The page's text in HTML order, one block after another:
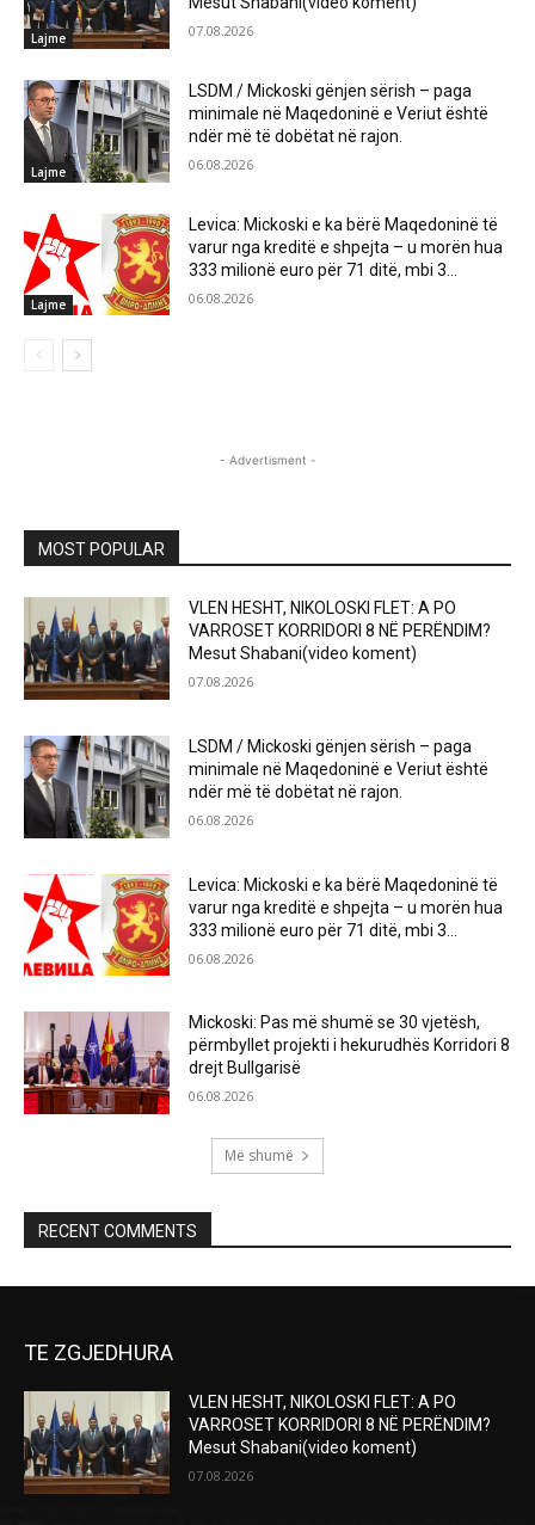
Lajme 07.08.2026
Lajme
LSDM / Mickoski gënjen sërish – paga
minimale në Maqedoninë e Veriut është
ndër më të dobëtat në rajon.
06.08.2026
Lajme
Levica: Mickoski e ka bërë Maqedoninë të
varur nga kreditë e shpejta – u morën hua
333 milionë euro për 71 ditë, mbi 3...
06.08.2026
- Advertisment -
MOST POPULAR
VLEN HESHT, NIKOLOSKI FLET: A PO
VARROSET KORRIDORI 8 NË PERËNDIM?
Mesut Shabani(video koment)
07.08.2026
LSDM / Mickoski gënjen sërish – paga
minimale në Maqedoninë e Veriut është
ndër më të dobëtat në rajon.
06.08.2026
Levica: Mickoski e ka bërë Maqedoninë të
varur nga kreditë e shpejta – u morën hua
333 milionë euro për 71 ditë, mbi 3...
06.08.2026
Mickoski: Pas më shumë se 30 vjetësh,
përmbyllet projekti i hekurudhës Korridori 8
drejt Bullgarisë
06.08.2026
Më shumë
RECENT COMMENTS
TE ZGJEDHURA
VLEN HESHT, NIKOLOSKI FLET: A PO
VARROSET KORRIDORI 8 NË PERËNDIM?
Mesut Shabani(video koment)
07.08.2026